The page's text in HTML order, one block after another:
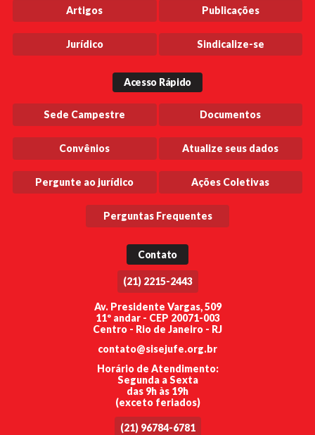
Artigos Publicações
Jurídico Sindicalize-se
Acesso Rápido
Sede Campestre Documentos
Convênios Atualize seus dados
Pergunte ao jurídico Ações Coletivas
Perguntas Frequentes
Contato
(21) 2215-2443
Av. Presidente Vargas, 509
11º andar - CEP 20071-003
Centro - Rio de Janeiro - RJ
contato@sisejufe.org.br
Horário de Atendimento:
Segunda a Sexta
das 9h às 19h
(exceto feriados)
(21) 96784-6781